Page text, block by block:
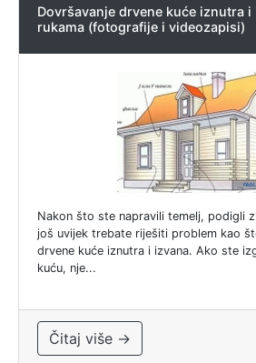
Dovršavanje drvene kuće iznutra
rukama (fotografije i videozapisi)
Nakon što ste napravili temelj, podigli
još uvijek trebate riješiti problem kao
drvene kuće iznutra i izvana. Ako ste
kuću, nje...
Čitaj više →